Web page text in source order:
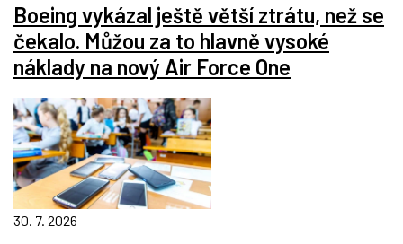
Boeing vykázal ještě větší ztrátu, než se
čekalo. Můžou za to hlavně vysoké
náklady na nový Air Force One
30. 7. 2026